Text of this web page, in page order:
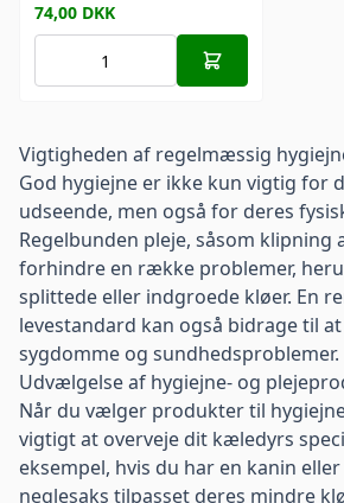
74,00 DKK
Vigtigheden af regelmæssig
God hygiejne er ikke kun vigtig for
udseende, men også for deres
Regelbunden pleje, såsom klipning
forhindre en række problemer,
splittede eller indgroede kløer. En
levestandard kan også bidrage til
sygdomme og sundhedsproblemer.
Udvælgelse af hygiejne- og
Når du vælger produkter til
vigtigt at overveje dit kæledyrs
eksempel, hvis du har en kanin
neglesaks tilpasset deres mindre